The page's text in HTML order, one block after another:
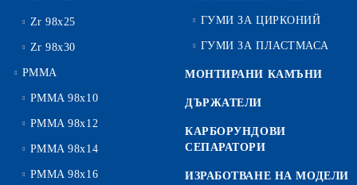
Zr 98x25
Zr 98x30
PMMA
PMMA 98x10
PMMA 98x12
PMMA 98x14
PMMA 98x16
ГУМИ ЗА ЦИРКОНИЙ
ГУМИ ЗА ПЛАСТМАСА
МОНТИРАНИ КАМЪНИ
ДЪРЖАТЕЛИ
КАРБОРУНДОВИ
СЕПАРАТОРИ
ИЗРАБОТВАНЕ НА МОДЕЛИ